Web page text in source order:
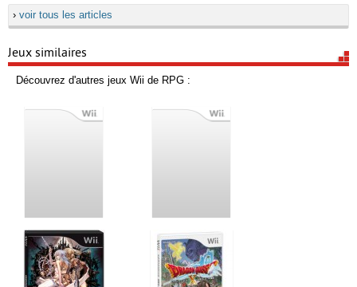
› voir tous les articles
Jeux similaires
Découvrez d'autres jeux Wii de RPG :